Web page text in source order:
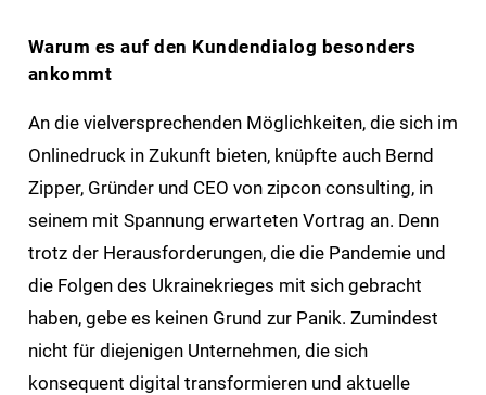
Warum es auf den Kundendialog besonders
ankommt
An die vielversprechenden Möglichkeiten, die sich im
Onlinedruck in Zukunft bieten, knüpfte auch Bernd
Zipper, Gründer und CEO von zipcon consulting, in
seinem mit Spannung erwarteten Vortrag an. Denn
trotz der Herausforderungen, die die Pandemie und
die Folgen des Ukrainekrieges mit sich gebracht
haben, gebe es keinen Grund zur Panik. Zumindest
nicht für diejenigen Unternehmen, die sich
konsequent digital transformieren und aktuelle